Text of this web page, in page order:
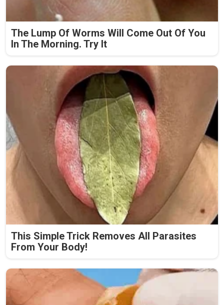
The Lump Of Worms Will Come Out Of You
In The Morning. Try It
This Simple Trick Removes All Parasites
From Your Body!